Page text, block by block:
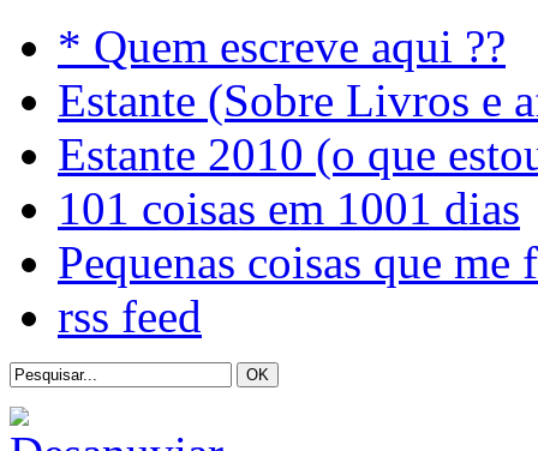
* Quem escreve aqui ??
Estante (Sobre Livros e
Estante 2010 (o que
101 coisas em 1001 dias
Pequenas coisas que me
rss feed